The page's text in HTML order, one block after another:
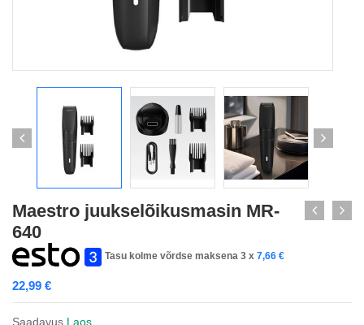
Maestro juukselõikusmasin MR-
640
Tasu kolme võrdse maksena 3 x 7,66 €
22,99 €
Saadavus Laos